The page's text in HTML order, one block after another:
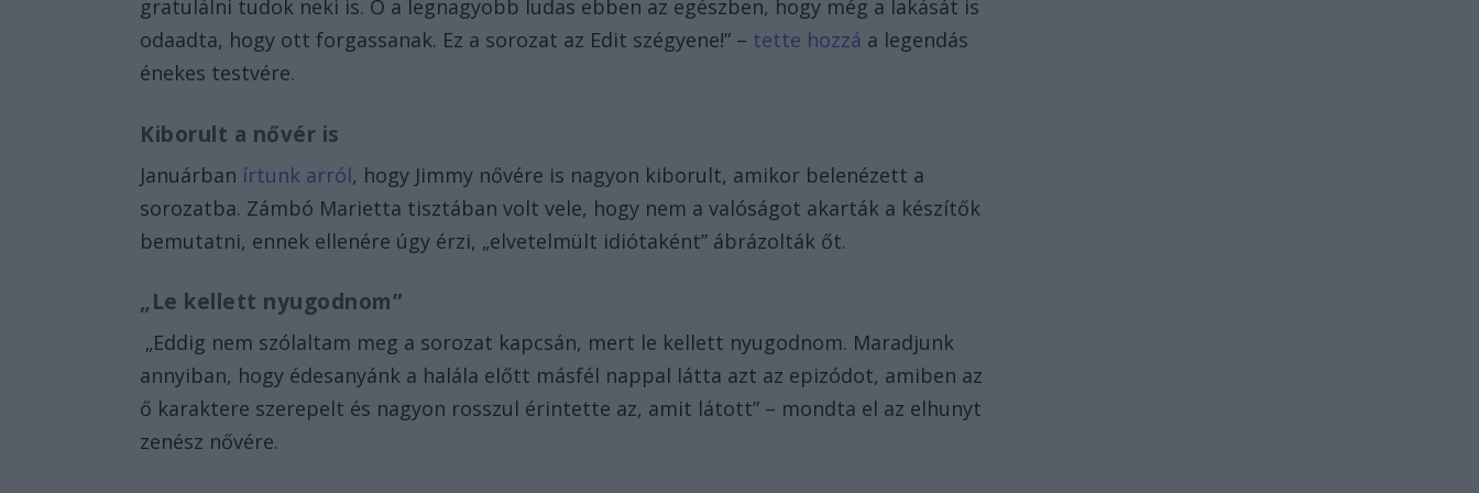
gratulálni tudok neki is. Ő a legnagyobb ludas ebben az egészben, hogy még a lakását is
odaadta, hogy ott forgassanak. Ez a sorozat az Edit szégyene!” – tette hozzá a legendás
énekes testvére.
Kiborult a nővér is
Januárban írtunk arról, hogy Jimmy nővére is nagyon kiborult, amikor belenézett a
sorozatba. Zámbó Marietta tisztában volt vele, hogy nem a valóságot akarták a készítők
bemutatni, ennek ellenére úgy érzi, „elvetelmült idiótaként” ábrázolták őt.
„Le kellett nyugodnom”
„Eddig nem szólaltam meg a sorozat kapcsán, mert le kellett nyugodnom. Maradjunk
annyiban, hogy édesanyánk a halála előtt másfél nappal látta azt az epizódot, amiben az
ő karaktere szerepelt és nagyon rosszul érintette az, amit látott” – mondta el az elhunyt
zenész nővére.